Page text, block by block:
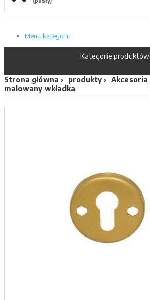
Menu kategorii
Kategorie produktów
Strona główna produkty Akcesoria
malowany wkładka